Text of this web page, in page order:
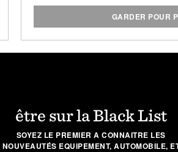
comme surface de cuisson
moment de la
GARDER POUR
être sur la Black List
SOYEZ LE PREMIER A CONNAITRE LES
NOUVEAUTÉS EQUIPEMENT, AUTOMOBILE,